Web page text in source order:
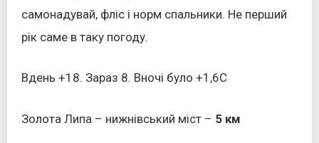
самонадувай, фліс і норм спальники. Не перший
рік саме в таку погоду.
Вдень +18. Зараз 8. Вночі було +1,6С
Золота Липа – нижнівський міст – 5 км